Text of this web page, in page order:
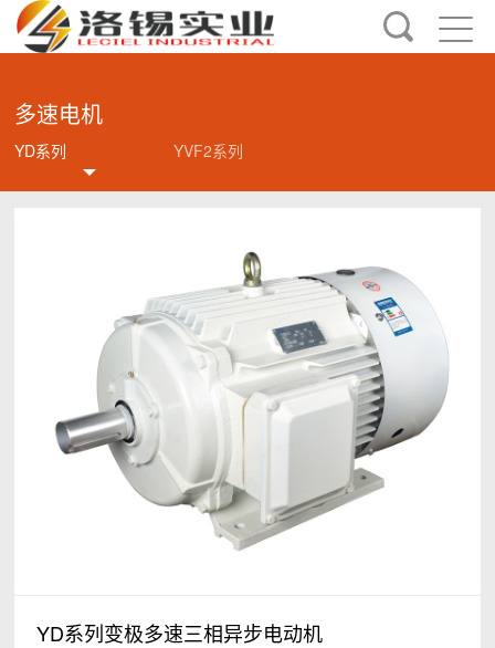
多速电机
YD系列 YVF2系列
YD系列变极多速三相异步电动机